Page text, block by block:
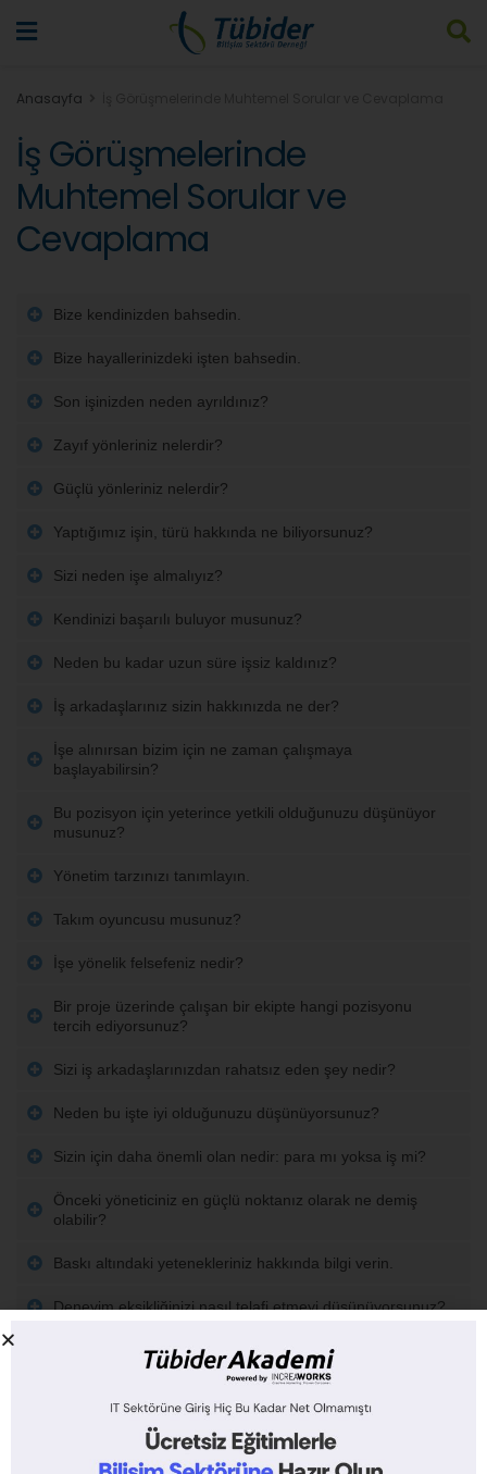
Anasayfa
İş Görüşmelerinde
Muhtemel Sorular ve
Cevaplama
Bize kendinizden bahsedin.
Bize hayallerinizdeki işten bahsedin.
Son işinizden neden ayrıldınız?
Zayıf yönleriniz nelerdir?
Güçlü yönleriniz nelerdir?
Yaptığımız işin, türü hakkında ne biliyorsunuz?
Sizi neden işe almalıyız?
Kendinizi başarılı buluyor musunuz?
Neden bu kadar uzun süre işsiz kaldınız?
İş arkadaşlarınız sizin hakkınızda ne der?
İşe alınırsan bizim için ne zaman çalışmaya
başlayabilirsin?
Bu pozisyon için yeterince yetkili olduğunuzu düşünüyor
musunuz?
Yönetim tarzınızı tanımlayın.
Takım oyuncusu musunuz?
İşe yönelik felsefeniz nedir?
Bir proje üzerinde çalışan bir ekipte hangi pozisyonu
tercih ediyorsunuz?
Sizi iş arkadaşlarınızdan rahatsız eden şey nedir?
Neden bu işte iyi olduğunuzu düşünüyorsunuz?
Sizin için daha önemli olan nedir: para mı yoksa iş mi?
Önceki yöneticiniz en güçlü noktanız olarak ne demiş
olabilir?
Baskı altındaki yetenekleriniz hakkında bilgi verin.
Deneyim eksikliğinizi nasıl telafi etmeyi düşünüyorsunuz?
Sizi işyerinde işinizi çok iyi yapmaya motive eden şey
Bu işte ne zaman kendinizi başarılı hissedeceksiniz?
Kuruluşun çıkarlarını, kendi çıkarlarınız önüne koymaya